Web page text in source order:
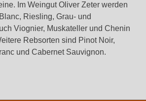
Im Weingut Oliver Zeter werden
Riesling, Grau- und
Viognier, Muskateller und Chenin
Rebsorten sind Pinot Noir,
und Cabernet Sauvignon.